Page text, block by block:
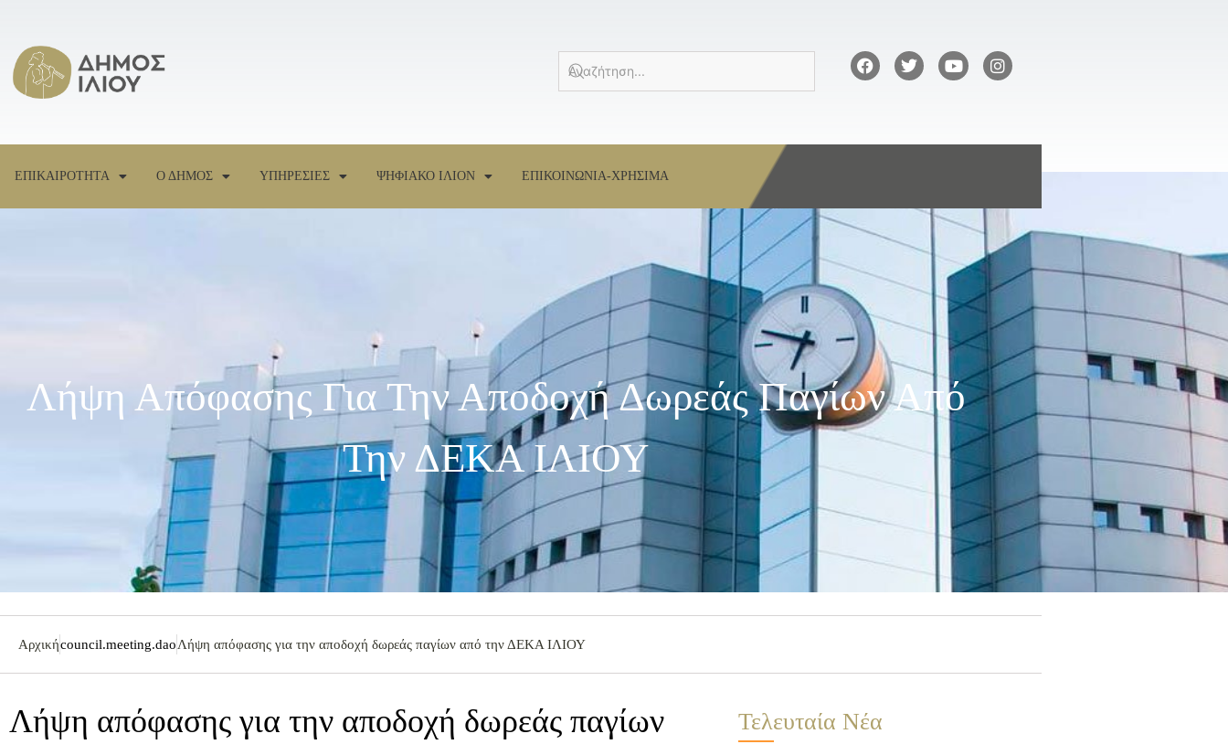
ΕΠΙΚΑΙΡΟΤΗΤΑ Ο ΔΗΜΟΣ ΥΠΗΡΕΣΙΕΣ ΨΗΦΙΑΚΟ ΙΛΙΟΝ ΕΠΙΚΟΙΝΩΝΙΑ-ΧΡΗΣΙΜΑ
Λήψη Απόφασης Για Την Αποδοχή Δωρεάς Παγίων Από
Την ΔΕΚΑ ΙΛΙΟΥ
Αρχικήcouncil.meeting.daoΛήψη απόφασης για την αποδοχή δωρεάς παγίων από την ΔΕΚΑ ΙΛΙΟΥ
Λήψη απόφασης για την αποδοχή δωρεάς παγίων
Τελευταία Νέα